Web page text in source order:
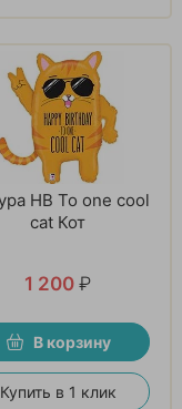
HB To one cool
cat Кот
1 200 ₽
В корзину
Купить в 1 клик